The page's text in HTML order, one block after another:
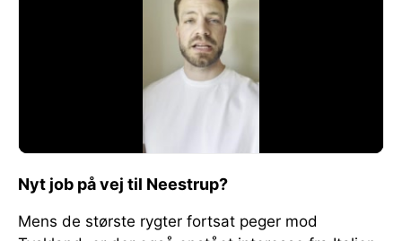
Nyt job på vej til Neestrup?
Mens de største rygter fortsat peger mod